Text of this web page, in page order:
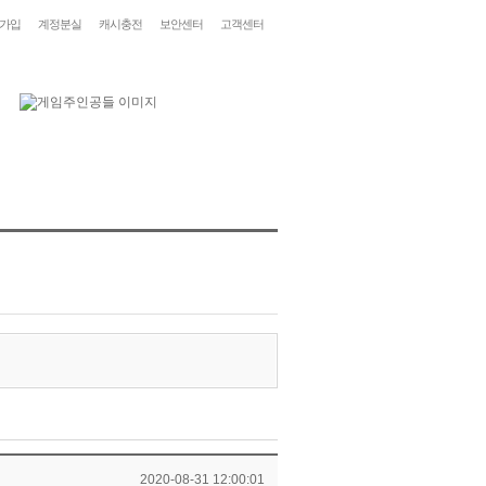
입 계정분실 캐시충전 보안센터 고객센터
2020-08-31 12:00:01